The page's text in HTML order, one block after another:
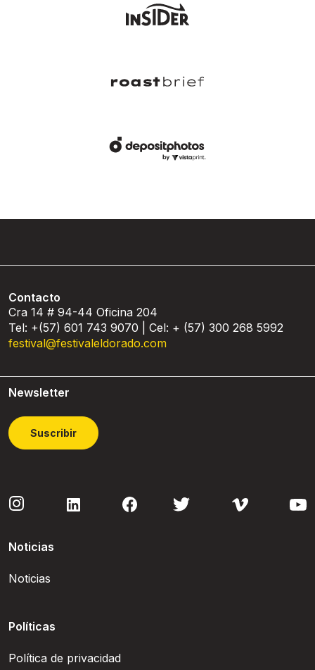
Contacto
Cra 14 # 94-44 Oficina 204
Tel: +(57) 601 743 9070 | Cel: + (57) 300 268 5992
festival@festivaleldorado.com
Newsletter
Suscribir
Noticias
Noticias
Políticas
Política de privacidad